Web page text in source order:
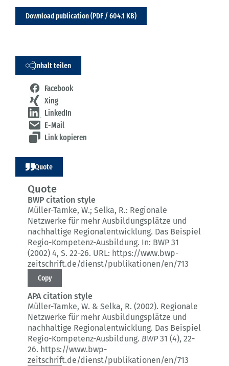
Download publication (PDF / 604.1 KB)
Inhalt teilen
Facebook
Xing
LinkedIn
E-Mail
Link kopieren
Quote
Quote
BWP citation style
Müller-Tamke, W.; Selka, R.: Regionale
Netzwerke für mehr Ausbildungsplätze und
nachhaltige Regionalentwicklung. Das Beispiel
Regio-Kompetenz-Ausbildung. In: BWP 31
(2002) 4, S. 22-26. URL: https://www.bwp-
zeitschrift.de/dienst/publikationen/en/713
Copy
APA citation style
Müller-Tamke, W. & Selka, R. (2002). Regionale
Netzwerke für mehr Ausbildungsplätze und
nachhaltige Regionalentwicklung. Das Beispiel
Regio-Kompetenz-Ausbildung. BWP31 (4), 22-
26. https://www.bwp-
zeitschrift.de/dienst/publikationen/en/713